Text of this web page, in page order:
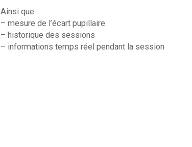
Ainsi que:
– mesure de l’écart pupillaire
– historique des sessions
– informations temps réel pendant la session